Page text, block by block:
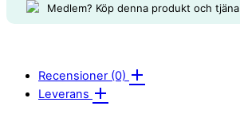
Medlem? Köp denna produkt och tjäna
Recensioner (0)
Leverans